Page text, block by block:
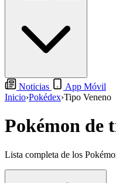
Noticias
App Móvil
Inicio›Pokédex›Tipo Veneno
Pokémon de
Lista completa de los